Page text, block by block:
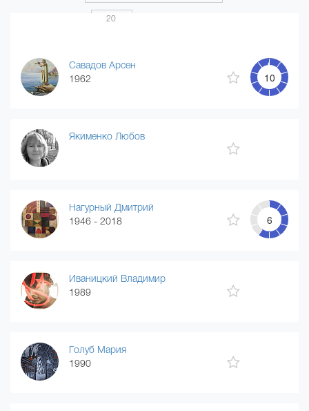
20
Савадов Арсен
1962
10
Якименко Любов
Нагурный Дмитрий
1946 - 2018
6
Иваницкий Владимир
1989
Голуб Мария
1990